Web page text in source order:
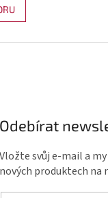
Odebírat
Vložte svůj e-mail a
nových produktech na